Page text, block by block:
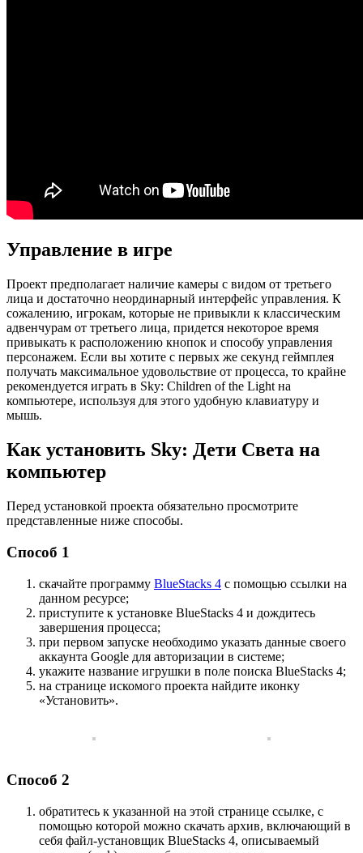
Управление в игре
Проект предполагает наличие камеры с видом от третьего
лица и достаточно неординарный интерфейс управления. К
сожалению, игрокам, которые не привыкли к классическим
адвенчурам от третьего лица, придется некоторое время
привыкать к расположению кнопок и способу управления
персонажем. Если вы хотите с первых же секунд геймплея
получать максимальное удовольствие от процесса, то крайне
рекомендуется играть в Sky: Children of the Light на
компьютере, используя для этого удобную клавиатуру и
мышь.
Как установить Sky: Дети Света на
компьютер
Перед установкой проекта обязательно просмотрите
представленные ниже способы.
Способ 1
скачайте программу BlueStacks 4 с помощью ссылки на
данном ресурсе;
приступите к установке BlueStacks 4 и дождитесь
завершения процесса;
при первом запуске необходимо указать данные своего
аккаунта Google для авторизации в системе;
укажите название игрушки в поле поиска BlueStacks 4;
на странице искомого проекта найдите иконку
«Установить».
Способ 2
обратитесь к указанной на этой странице ссылке, с
помощью которой можно скачать архив, включающий в
себя файл-установщик BlueStacks 4, описываемый